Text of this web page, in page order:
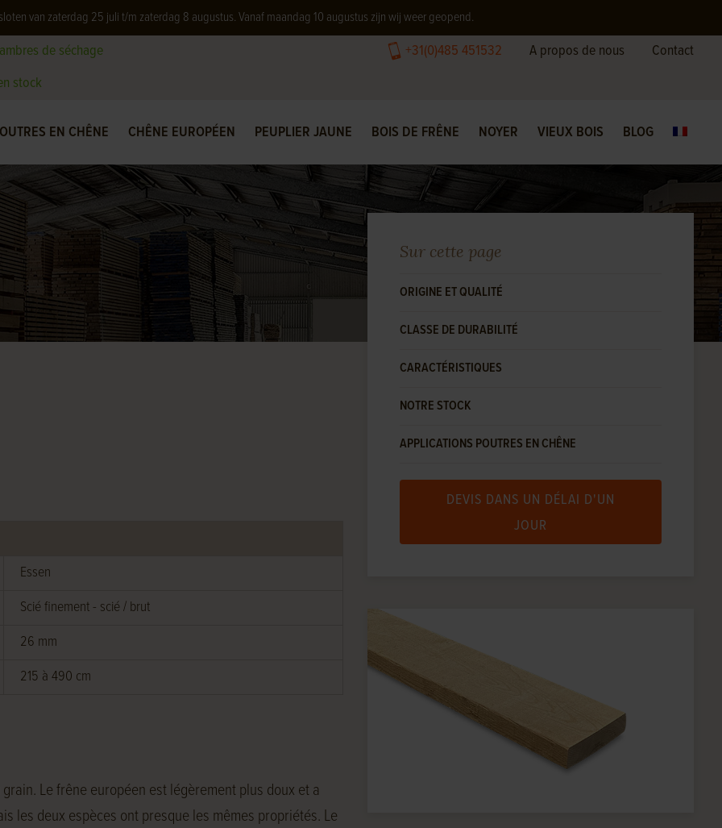
van zaterdag 25 juli t/m zaterdag 8 augustus. Vanaf maandag 10 augustus zijn wij weer geopend.
de séchage
stock
+31(0)485 451532 A propos de nous Contact
EN CHÊNE CHÊNE EUROPÉEN PEUPLIER JAUNE BOIS DE FRÊNE NOYER VIEUX BOIS BLOG
Essen
Scié finement - scié / brut
26 mm
215 à 490 cm
Le frêne européen est légèrement plus doux et a
les deux espèces ont presque les mêmes propriétés. Le
Sur cette page
ORIGINE ET QUALITÉ
CLASSE DE DURABILITÉ
CARACTÉRISTIQUES
NOTRE STOCK
APPLICATIONS POUTRES EN CHÊNE
DEVIS DANS UN DÉLAI D'UN
JOUR